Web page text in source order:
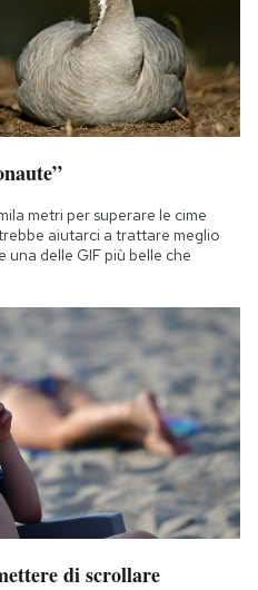
metri per superare le cime
aiutarci a trattare meglio
delle GIF più belle che
di scrollare